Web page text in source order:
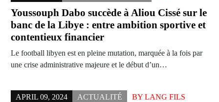
Youssouph Dabo succède à Aliou Cissé sur le
banc de la Libye : entre ambition sportive et
contentieux financier
Le football libyen est en pleine mutation, marquée à la fois par
une crise administrative majeure et le début d’un…
APRIL 09, 2024 ACTUALITÉ BY LANG FILS